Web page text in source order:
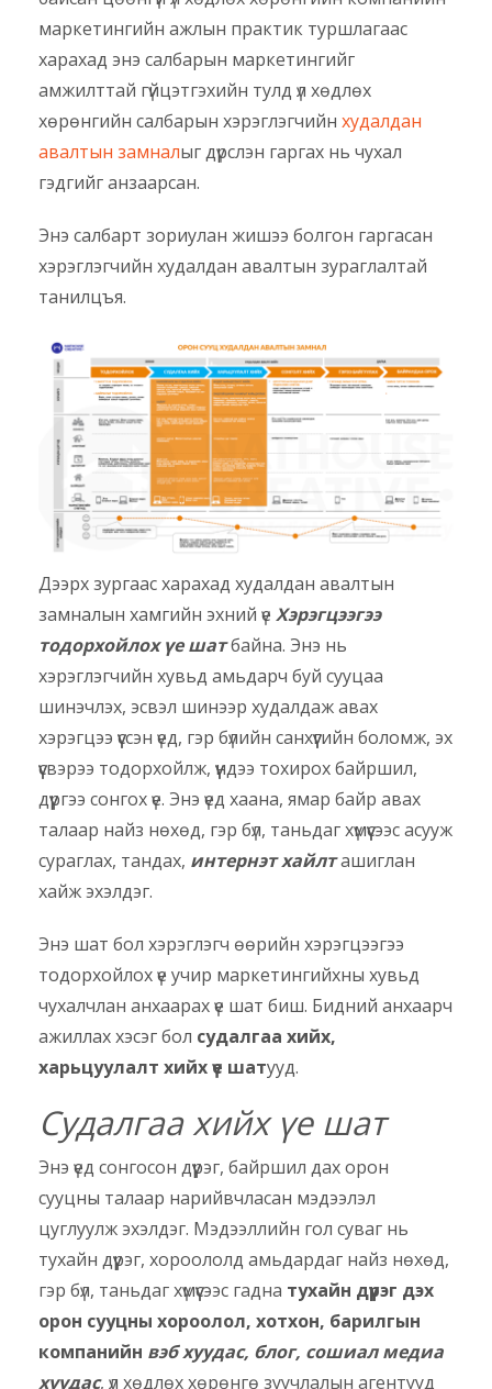
маркетингийн ажлын практик туршлагаас
харахад энэ салбарын маркетингийг
амжилттай гүйцэтгэхийн тулд үл хөдлөх
хөрөнгийн салбарын хэрэглэгчийн худалдан
авалтын замналыг дүрслэн гаргах нь чухал
гэдгийг анзаарсан.
Энэ салбарт зориулан жишээ болгон гаргасан
хэрэглэгчийн худалдан авалтын зураглалтай
танилцъя.
Дээрх зургаас харахад худалдан авалтын
замналын хамгийн эхний үе Хэрэгцээгээ
тодорхойлох үе шатбайна. Энэ нь
хэрэглэгчийн хувьд амьдарч буй сууцаа
шинэчлэх, эсвэл шинээр худалдаж авах
хэрэгцээ үүссэн үед, гэр бүлийн санхүүгийн боломж, эх
үүсвэрээ тодорхойлж, үүндээ тохирох байршил,
дүүргээ сонгох үе. Энэ үед хаана, ямар байр авах
талаар найз нөхөд, гэр бүл, таньдаг хүмүүсээс асууж
сураглах, тандах, интернэт хайлташиглан
хайж эхэлдэг.
Энэ шат бол хэрэглэгч өөрийн хэрэгцээгээ
тодорхойлох үе учир маркетингийхны хувьд
чухалчлан анхаарах үе шат биш. Бидний анхаарч
ажиллах хэсэг бол судалгаа хийх,
харьцуулалт хийх үе шатууд.
Судалгаа хийх үе шат
Энэ үед сонгосон дүүрэг, байршил дах орон
сууцны талаар нарийвчласан мэдээлэл
цуглуулж эхэлдэг. Мэдээллийн гол суваг нь
тухайн дүүрэг, хороололд амьдардаг найз нөхөд,
гэр бүл, таньдаг хүмүүсээс гадна тухайн дүүрэг дэх
орон сууцны хороолол, хотхон, барилгын
компанийн вэб хуудас, блог, сошиал медиа
хуудас, үл хөдлөх хөрөнгө зуучлалын агентууд